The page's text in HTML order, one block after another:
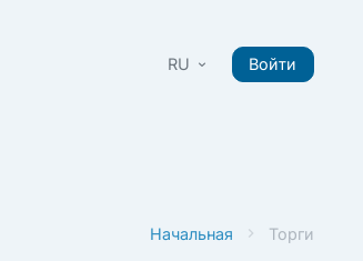
RU Войти
Начальная Торги